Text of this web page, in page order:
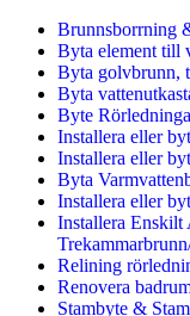
Brunnsborrning
Byta element till
Byta golvbrunn,
Byta
Byte
Installera eller
Installera eller
Byta
Installera eller
Installera Enskilt
Relining
Renovera
Stambyte &